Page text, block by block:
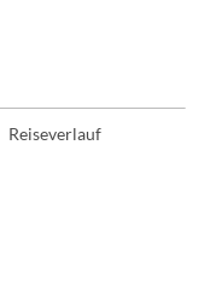
Reiseverlauf